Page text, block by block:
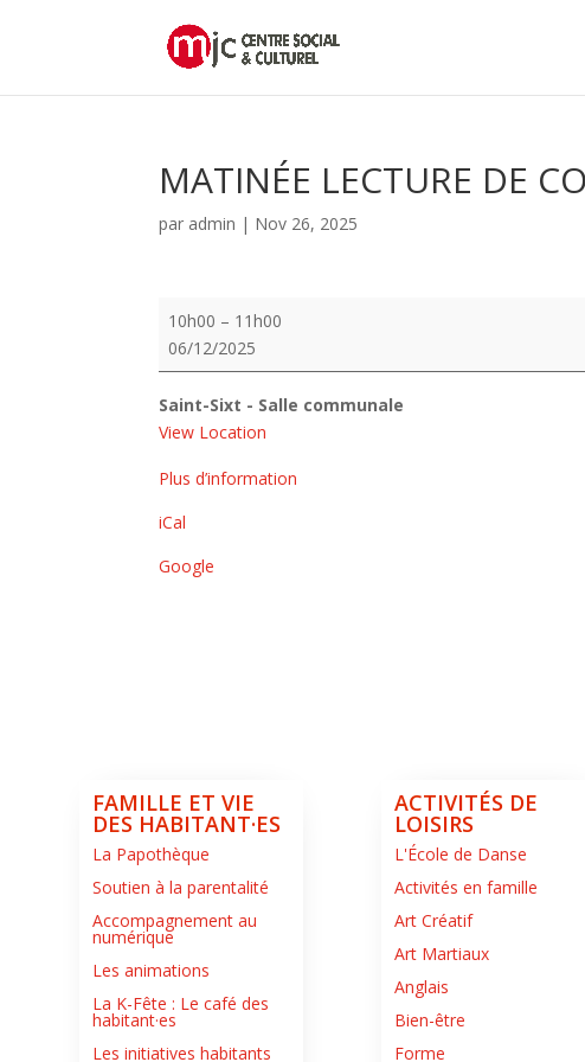
MATINÉE LECTURE DE
par admin | Nov 26, 2025
MATINÉE
LECTURE
10h00 – 11h00
06/12/2025
Saint-Sixt - Salle communale
View Location
Plus d’information
iCal
Google
FAMILLE ET VIE
DES HABITANT·ES
La Papothèque
Soutien à la parentalité
Accompagnement au
numérique
Les animations
La K-Fête : Le café des
habitant·es
Les initiatives habitants
ACTIVITÉS DE
LOISIRS
L'École de Danse
Activités en famille
Art Créatif
Art Martiaux
Anglais
Bien-être
Forme